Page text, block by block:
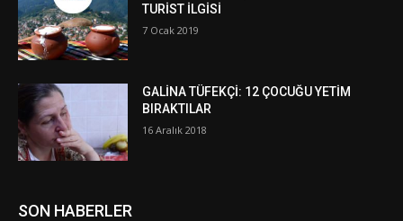
TURİST İLGİSİ
7 Ocak 2019
GALİNA TÜFEKÇİ: 12 ÇOCUĞU YETİM
BIRAKTILAR
16 Aralık 2018
SON HABERLER